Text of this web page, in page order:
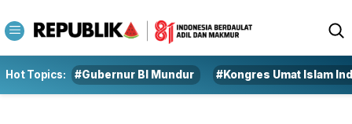
Hot Topics: #Gubernur BI Mundur #Kongres Umat Islam